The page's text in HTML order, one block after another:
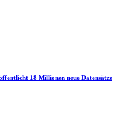
18 Millionen neue Datensätze